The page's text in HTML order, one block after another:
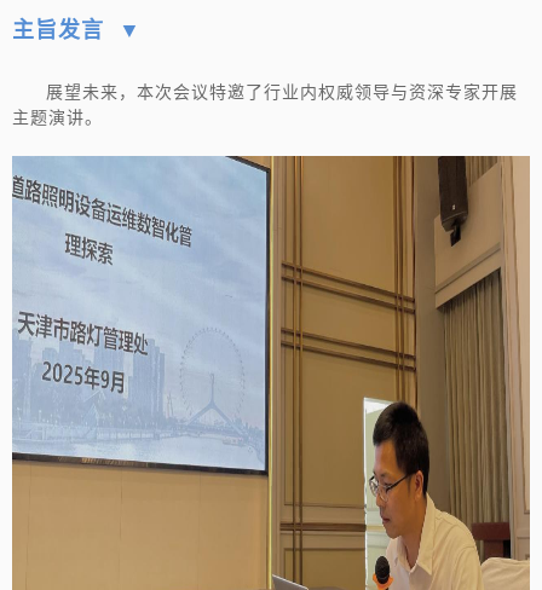
主旨发言 ▼
展望未来，本次会议特邀了行业内权威领导与资深专家开展
主题演讲。